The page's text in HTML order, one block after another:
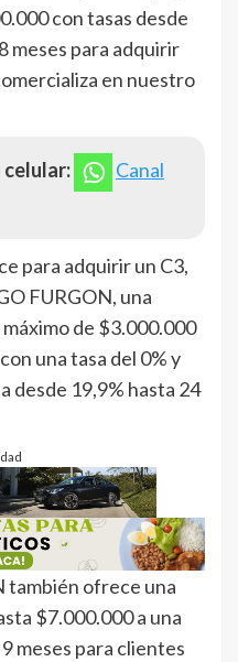
con tasas desde
meses para adquirir
en nuestro
celular:
Canal
para adquirir un C3,
FURGON, una
de $3.000.000
una tasa del 0% y
desde 19,9% hasta 24
también ofrece una
$7.000.000 a una
meses para clientes